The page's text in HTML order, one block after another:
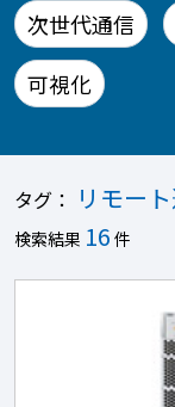
次世代通信
可視化
タグ： リモー
検索結果 16 件